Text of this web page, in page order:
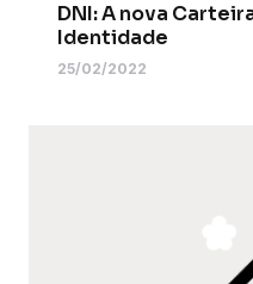
DNI: A nova
Identidade
25/02/2022